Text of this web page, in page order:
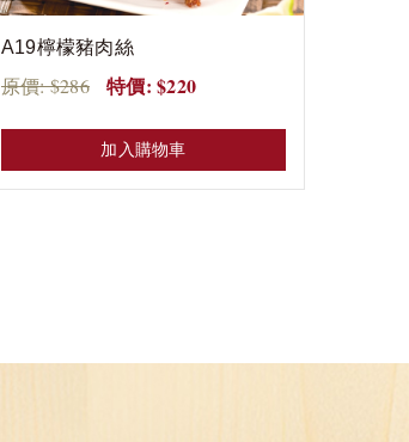
A19檸檬豬肉絲
原價: $286 特價: $220
加入購物車